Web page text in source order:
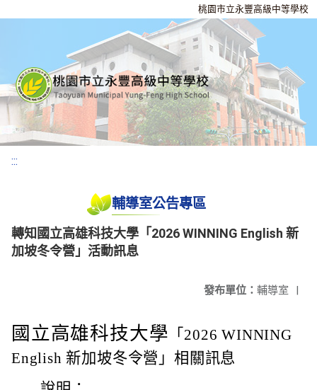
桃園市立永豐高級中等學校
:::
輔導室公告專區
轉知國立高雄科技大學「2026 WINNING English 新
加坡冬令營」活動訊息
發布單位： 輔導室 |
國立高雄科技大學 「2026 WINNING
English 新加坡冬令營」相關訊息